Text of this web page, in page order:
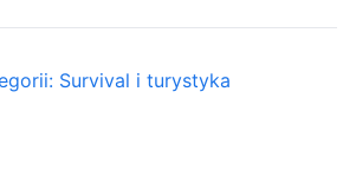
Survival i turystyka